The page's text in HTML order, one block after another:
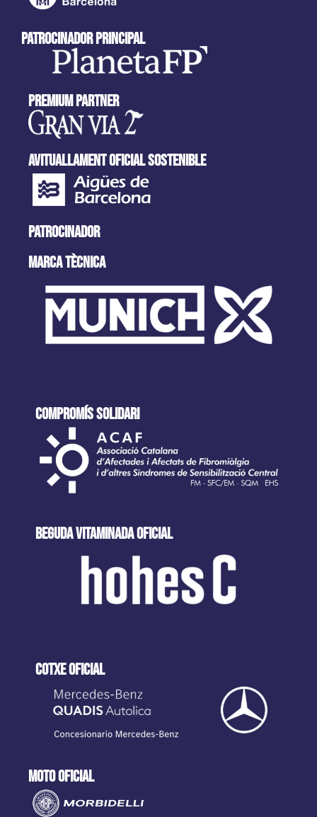
patrocinador principal
Premium partner
AVITUALLAMENT OFICIAL SOSTENIBLE
PATROCINADOR
MARCA tècnica
COMPROMÍS SOLIDARI
beguda VITAMINADA oficial
cotxe oficial
moto oficial